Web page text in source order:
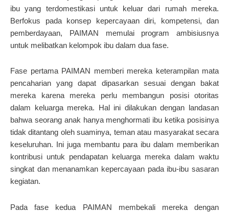
ibu yang terdomestikasi untuk keluar dari rumah mereka.
Berfokus pada konsep kepercayaan diri, kompetensi, dan
pemberdayaan, PAIMAN memulai program ambisiusnya
untuk melibatkan kelompok ibu dalam dua fase.
Fase pertama PAIMAN memberi mereka keterampilan mata
pencaharian yang dapat dipasarkan sesuai dengan bakat
mereka karena mereka perlu membangun posisi otoritas
dalam keluarga mereka. Hal ini dilakukan dengan landasan
bahwa seorang anak hanya menghormati ibu ketika posisinya
tidak ditantang oleh suaminya, teman atau masyarakat secara
keseluruhan. Ini juga membantu para ibu dalam memberikan
kontribusi untuk pendapatan keluarga mereka dalam waktu
singkat dan menanamkan kepercayaan pada ibu-ibu sasaran
kegiatan.
Pada fase kedua PAIMAN membekali mereka dengan